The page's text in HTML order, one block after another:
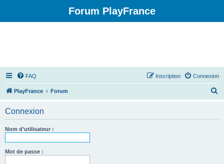
Forum PlayFrance
FAQ Connexion
Inscription
PlayFrance Forum
Connexion
Nom d’utilisateur :
Mot de passe :